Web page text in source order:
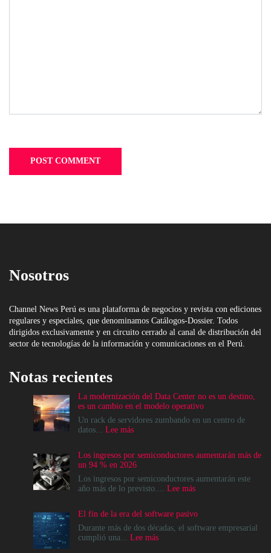
Nosotros
Channel News Perú es una plataforma de negocios y revista con ediciones
regulares y especiales, que denominamos Catálogos-Dossier. Todos
dirigidos exclusivamente y en circuito cerrado al canal de distribución del
sector de tecnologías de la información y comunicaciones en el Perú.
Notas recientes
La modernización del Data Center no es un destino,
es un cambio en el modelo operativo
Un rack de servidores zumbando en un centro de
datos... Lee más:
del
Data
Center
no
destino,
es
un
Los ingresos por semiconductores aumentarán más de
un 94 % en 2026
Los ingresos por semiconductores aumentarán este
año más de lo previsto.... Lee más:
por
semiconductores
El fin de la era del software pasivo
Durante más de dos décadas, el software empresarial
cumplió una... Lee más: